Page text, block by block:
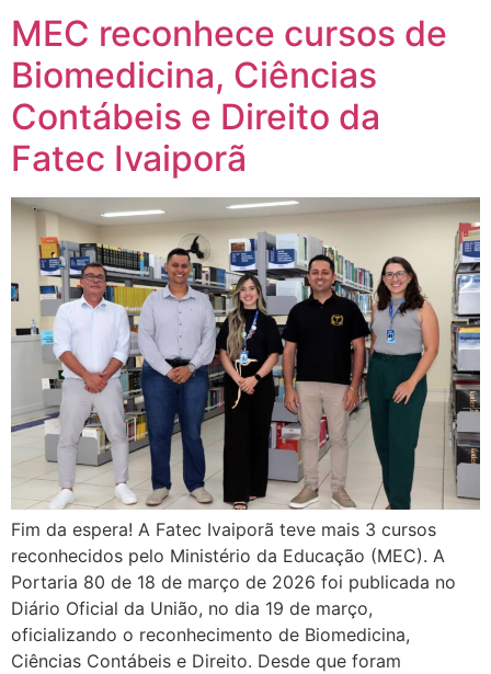
MEC reconhece cursos de
Biomedicina, Ciências
Contábeis e Direito da
Fatec Ivaiporã
Fim da espera! A Fatec Ivaiporã teve mais 3 cursos
reconhecidos pelo Ministério da Educação (MEC). A
Portaria 80 de 18 de março de 2026 foi publicada no
Diário Oficial da União, no dia 19 de março,
oficializando o reconhecimento de Biomedicina,
Ciências Contábeis e Direito. Desde que foram